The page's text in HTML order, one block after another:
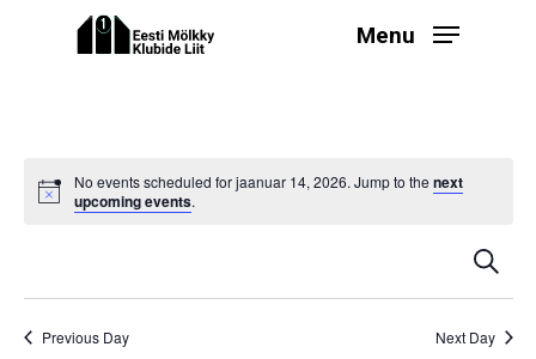
Menu
No events scheduled for jaanuar 14, 2026. Jump to the next
upcoming events.
and
Search
Previous Day Next Day